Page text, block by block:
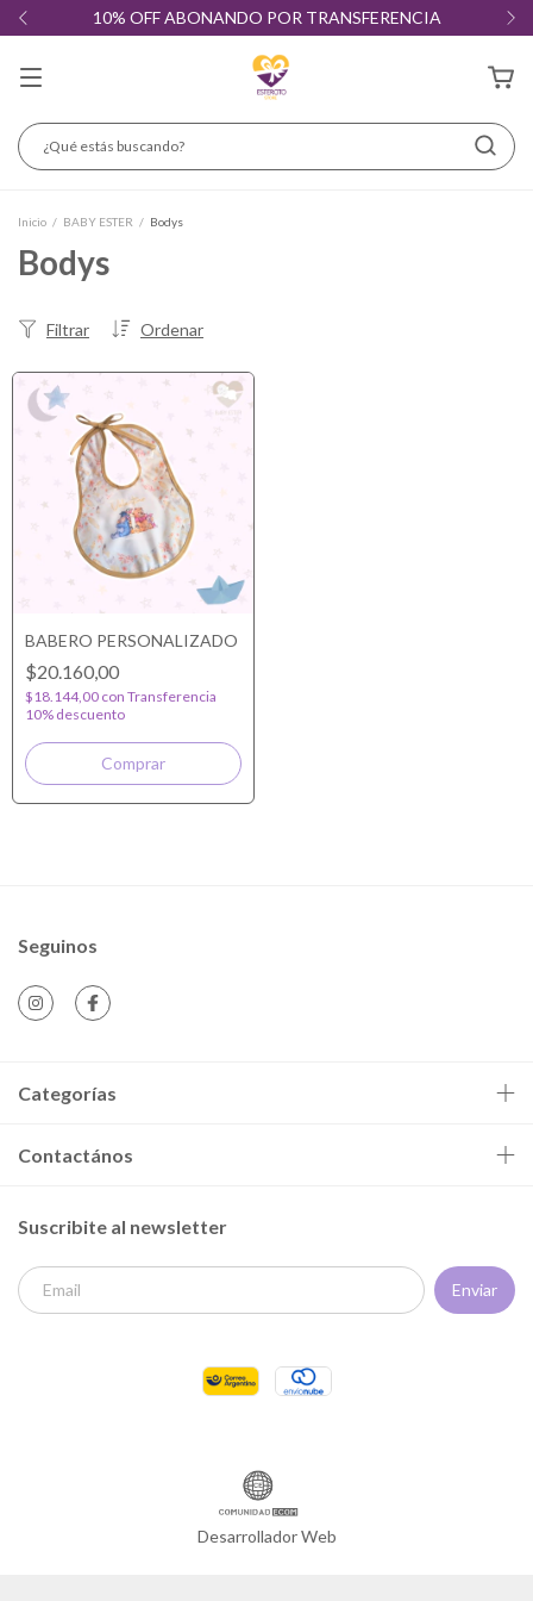
10% OFF ABONANDO POR TRANSFERENCIA
Inicio / BABY ESTER / Bodys
Bodys
Ordenar
Filtrar
BABERO PERSONALIZADO
$20.160,00
$18.144,00 con Transferencia
10% descuento
Seguinos
Categorías
Contactános
Suscribite al newsletter
Desarrollador Web